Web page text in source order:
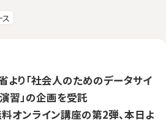
より「社会人のためのデータサイ
習」の企画を受託
オンライン講座の第2弾、本日よ